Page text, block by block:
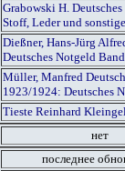
Grabowski H.
Stoff, Leder und
Dießner, Hans-Jürg
Deutsches Notgeld
Müller, Manfred
1923/1924: Deutsches
Tieste Reinhard
нет
последнее